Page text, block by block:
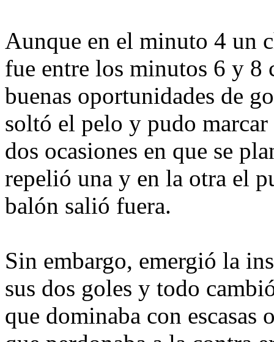
Aunque en el minuto 4 un
fue entre los minutos 6 y 8
buenas oportunidades de
soltó el pelo y pudo
dos ocasiones en que se
repelió una y en la otra el
balón salió fuera.
Sin embargo, emergió la
sus dos goles y todo
que dominaba con escasas